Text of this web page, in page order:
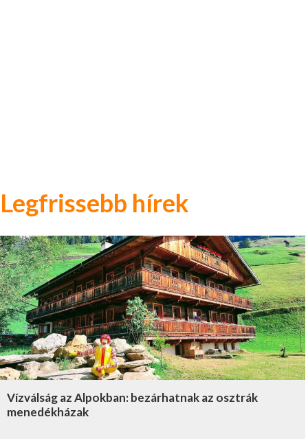
Legfrissebb hírek
Vízválság az Alpokban: bezárhatnak az osztrák
menedékházak